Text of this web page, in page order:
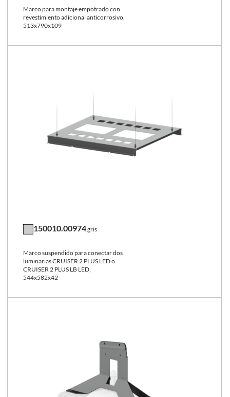
Marco para montaje empotrado con
revestimiento adicional anticorrosivo,
513x790x109
150010.00974gris
Marco suspendido para conectar dos
luminarias CRUISER 2 PLUS LED o
CRUISER 2 PLUS LB LED,
544x582x42